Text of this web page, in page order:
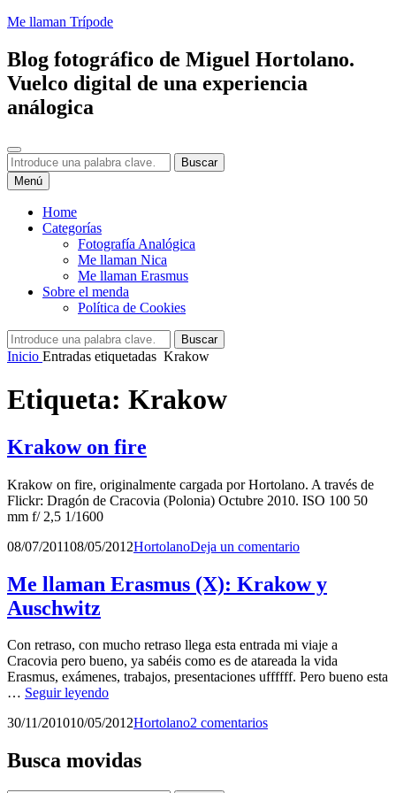
Saltar
contenido
Me llaman Trípode
Blog fotográfico de Miguel Hortolano.
Vuelco digital de una experiencia
análogica
Buscar
Buscar:
Buscar
Menú
Home
Categorías
Fotografía Analógica
Me llaman Nica
Me llaman Erasmus
Sobre el menda
Política de Cookies
Buscar:
Buscar
Inicio Entradas etiquetadas Krakow
Etiqueta: Krakow
Krakow on fire
Krakow on fire, originalmente cargada por Hortolano. A través de
Flickr: Dragón de Cracovia (Polonia) Octubre 2010. ISO 100 50
mm f/ 2,5 1/1600
Publicado
08/07/201108/05/2012por
HortolanoDeja un comentario
Me llaman Erasmus (X): Krakow y
Auschwitz
Con retraso, con mucho retraso llega esta entrada mi viaje a
Cracovia pero bueno, ya sabéis como es de atareada la vida
Erasmus, exámenes, trabajos, presentaciones uffffff. Pero bueno esta
… Seguir leyendoMe
Erasmus
Krakow
y
Auschwitz
Publicado
30/11/201010/05/2012por
Hortolano2 comentarios
Busca movidas